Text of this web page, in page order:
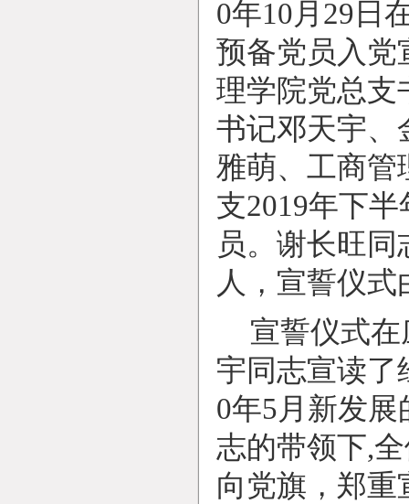
0年10月 29 日
预备党员入党
理学院党总支
书记邓天宇、
雅萌、工商管
支2019年下半
员。谢长旺
人，宣誓仪
宣誓仪式
宇同志宣读了
0年5月新发
志的带领下,
向党旗，郑重